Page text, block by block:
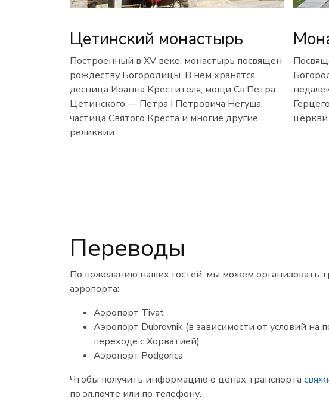
Цетинский монастырь
Построенный в XV веке, монастырь посвящен
рождеству Богородицы. В нем хранятся
десница Иоанна Крестителя, мощи Св.Петра
Цетинского — Петра I Петровича Негуша,
частица Святого Креста и многие другие
реликвии.
церкви
Переводы
По пожеланию наших гостей, мы можем организовать
аэропорта:
Аэропорт Tivat
Аэропорт Dubrovnik (в зависимости от условий на
переходе с Хорватией)
Аэропорт Podgorica
Чтобы получить информацию о ценах транспорта
по эл.почте или по телефону.